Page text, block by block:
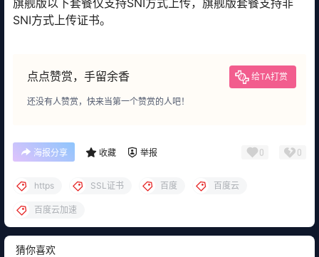
旗舰版以下套餐仅支持SNI方式上传，旗舰版套餐支持非
SNI方式上传证书。
点点赞赏，手留余香 给TA打赏
还没有人赞赏，快来当第一个赞赏的人吧！
海报分享 收藏 举报 0 0
https SSL证书 百度 百度云
百度云加速
猜你喜欢